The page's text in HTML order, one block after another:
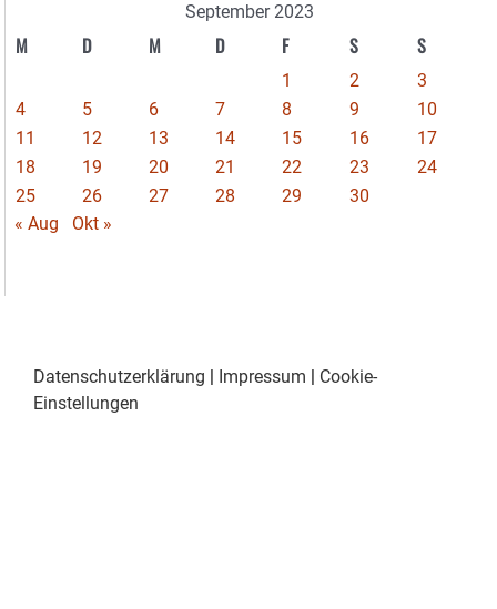
September 2023
M D M D F S S
1 2
3
4
5 6 7 8 9
10
11
12 13 14 15 16
17
18
19 20 21 22 23
24
25
26 27 28 29
30
« Aug
Okt »
Datenschutzerklärung Impressum
Cookie-
Einstellungen